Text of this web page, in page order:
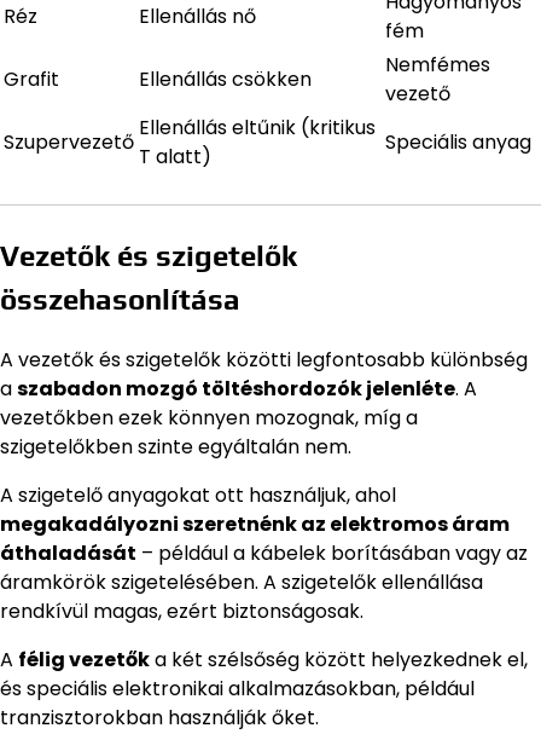
Réz Ellenállás nő
fém
Grafit
Ellenállás csökken
Nemfémes
vezető
Szupervezető
Ellenállás eltűnik (kritikus
T alatt)
Speciális anyag
Vezetők és szigetelők
összehasonlítása
A vezetők és szigetelők közötti legfontosabb különbség
aszabadon mozgó töltéshordozók jelenléte. A
vezetőkben ezek könnyen mozognak, míg a
szigetelőkben szinte egyáltalán nem.
A szigetelő anyagokat ott használjuk, ahol
megakadályozni szeretnénk az elektromos áram
áthaladását – például a kábelek borításában vagy az
áramkörök szigetelésében. A szigetelők ellenállása
rendkívül magas, ezért biztonságosak.
A félig vezetőka két szélsőség között helyezkednek el,
és speciális elektronikai alkalmazásokban, például
tranzisztorokban használják őket.